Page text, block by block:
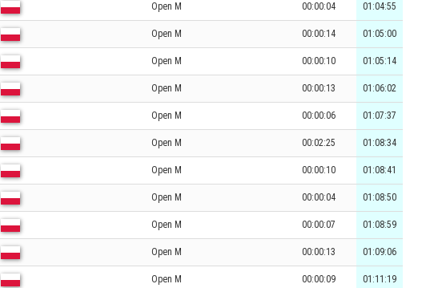
Open M 00:00:04 01:04:55
Open M 00:00:14 01:05:00
Open M 00:00:10 01:05:14
Open M 00:00:13 01:06:02
Open M 00:00:06 01:07:37
Open M 00:02:25 01:08:34
Open M 00:00:10 01:08:41
Open M 00:00:04 01:08:50
Open M 00:00:07 01:08:59
Open M 00:00:13 01:09:06
Open M 00:00:09 01:11:19